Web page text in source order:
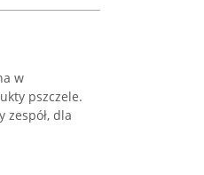
w
pszczele.
zespół, dla